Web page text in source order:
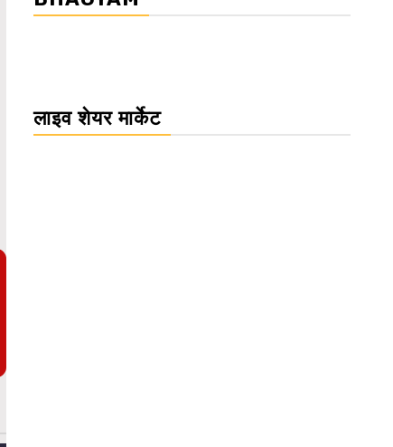
लाइव शेयर मार्केट